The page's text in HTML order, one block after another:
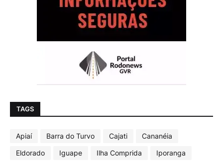
TAGS
Apiaí Barra do Turvo Cajati
Cananéia
Eldorado
Iguape Ilha Comprida
Iporanga